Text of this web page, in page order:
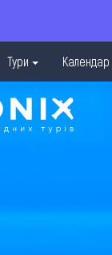
Тури Календар